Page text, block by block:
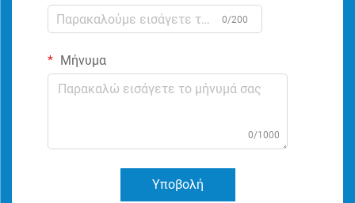
0/200
Μήνυμα
0/1000
Υποβολή